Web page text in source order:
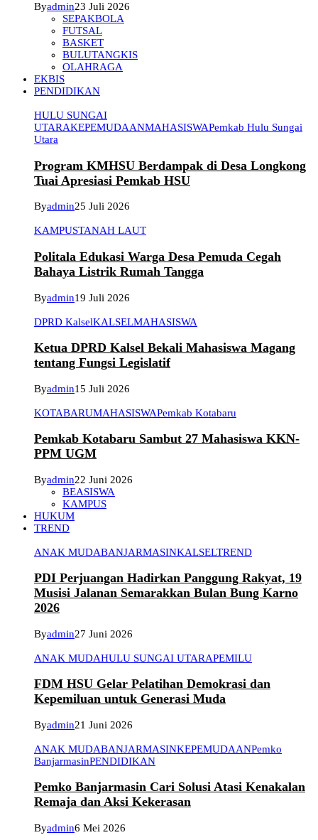
Byadmin23 Juli 2026
SEPAKBOLA
FUTSAL
BASKET
BULUTANGKIS
OLAHRAGA
EKBIS
PENDIDIKAN
HULU SUNGAI
UTARAKEPEMUDAANMAHASISWAPemkab Hulu Sungai
Utara
Program KMHSU Berdampak di Desa Longkong
Tuai Apresiasi Pemkab HSU
Byadmin25 Juli 2026
KAMPUSTANAH LAUT
Politala Edukasi Warga Desa Pemuda Cegah
Bahaya Listrik Rumah Tangga
Byadmin19 Juli 2026
DPRD KalselKALSELMAHASISWA
Ketua DPRD Kalsel Bekali Mahasiswa Magang
tentang Fungsi Legislatif
Byadmin15 Juli 2026
KOTABARUMAHASISWAPemkab Kotabaru
Pemkab Kotabaru Sambut 27 Mahasiswa KKN-
PPM UGM
Byadmin22 Juni 2026
BEASISWA
KAMPUS
HUKUM
TREND
ANAK MUDABANJARMASINKALSELTREND
PDI Perjuangan Hadirkan Panggung Rakyat, 19
Musisi Jalanan Semarakkan Bulan Bung Karno
2026
Byadmin27 Juni 2026
ANAK MUDAHULU SUNGAI UTARAPEMILU
FDM HSU Gelar Pelatihan Demokrasi dan
Kepemiluan untuk Generasi Muda
Byadmin21 Juni 2026
ANAK MUDABANJARMASINKEPEMUDAANPemko
BanjarmasinPENDIDIKAN
Pemko Banjarmasin Cari Solusi Atasi Kenakalan
Remaja dan Aksi Kekerasan
Byadmin6 Mei 2026